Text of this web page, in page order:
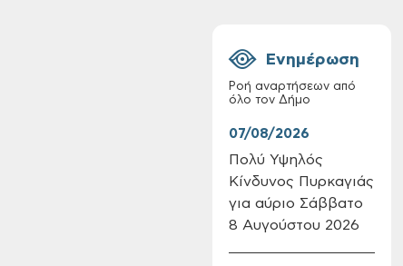
08-2026
Επαναλειτουργία
του συστήματος
Ενημέρωση
Ροή αναρτήσεων από
όλο τον Δήμο
07/08/2026
Πολύ Υψηλός
Κίνδυνος Πυρκαγιάς
για αύριο Σάββατο
8 Αυγούστου 2026